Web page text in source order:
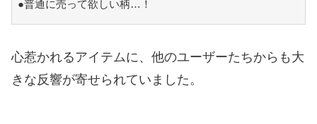
●普通に売って欲しい柄…！
心惹かれるアイテムに、他のユーザーたちからも大
きな反響が寄せられていました。